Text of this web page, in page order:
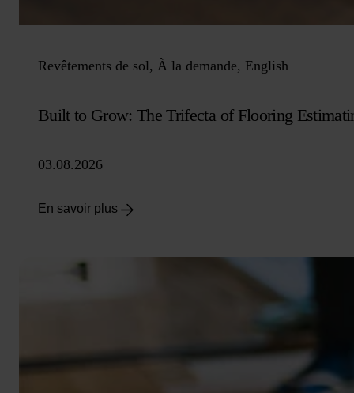
Revêtements de sol, À la demande, English
Built to Grow: The Trifecta of Flooring
03.08.2026
En savoir plus